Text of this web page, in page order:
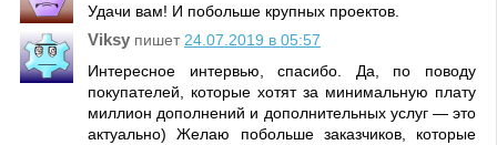
Удачи вам! И побольше крупных проектов.
Viksy пишет 24.07.2019 в 05:57
Интересное интервью, спасибо. Да, по поводу
покупателей, которые хотят за минимальную плату
миллион дополнений и дополнительных услуг — это
актуально) Желаю побольше заказчиков, которые